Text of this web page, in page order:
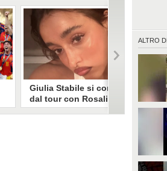
ALTRO DI
Giulia Stabile si confessa
dal tour con Rosalia: "Non
sono stata bene, costretta
ballo di Rosalia, Giulia Stabile si è
lasciata andare a una confessione